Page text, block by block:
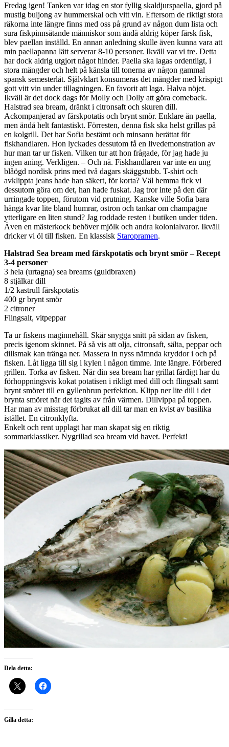
Fredag igen! Tanken var idag en stor fyllig skaldjurspaella, gjord på
mustig buljong av hummerskal och vitt vin. Eftersom de riktigt stora
räkorna inte längre finns med oss på grund av någon dum lista och
sura fiskpinnsätande människor som ändå aldrig köper färsk fisk,
blev paellan inställd. En annan anledning skulle även kunna vara att
min paellapanna lätt serverar 8-10 personer. Ikväll var vi tre. Detta
har dock aldrig utgjort något hinder. Paella ska lagas ordentligt, i
stora mängder och helt på känsla till tonerna av någon gammal
spansk semesterlåt. Självklart konsumeras det mängder med krispigt
gott vitt vin under tillagningen. En favorit att laga. Halva nöjet.
Ikväll är det dock dags för Molly och Dolly att göra comeback.
Halstrad sea bream, dränkt i citronsaft och skuren dill.
Ackompanjerad av färskpotatis och brynt smör. Enklare än paella,
men ändå helt fantastiskt. Förresten, denna fisk ska helst grillas på
en kolgrill. Det har Sofia bestämt och minsann berättat för
fiskhandlaren. Hon lyckades dessutom få en livedemonstration av
hur man tar ur fisken. Vilken tur att hon frågade, för jag hade ju
ingen aning. Verkligen. – Och nä. Fiskhandlaren var inte en ung
blåögd nordisk prins med två dagars skäggstubb. T-shirt och
avklippta jeans hade han säkert, för korta? Väl hemma fick vi
dessutom göra om det, han hade fuskat. Jag tror inte på den där
urringade toppen, förutom vid prutning. Kanske ville Sofia bara
hänga kvar lite bland humrar, ostron och tankar om champagne
ytterligare en liten stund? Jag roddade resten i butiken under tiden.
Även en mästerkock behöver mjölk och andra kolonialvaror. Ikväll
dricker vi öl till fisken. En klassisk Staropramen.
Halstrad Sea bream med färskpotatis och brynt smör – Recept
3-4 personer
3 hela (urtagna) sea breams (guldbraxen)
8 stjälkar dill
1/2 kastrull färskpotatis
400 gr brynt smör
2 citroner
Flingsalt, vitpeppar
Ta ur fiskens maginnehåll. Skär snygga snitt på sidan av fisken,
precis igenom skinnet. På så vis att olja, citronsaft, sälta, peppar och
dillsmak kan tränga ner. Massera in nyss nämnda kryddor i och på
fisken. Låt ligga till sig i kylen i någon timme. Inte längre. Förbered
grillen. Torka av fisken. När din sea bream har grillat färdigt har du
förhoppningsvis kokat potatisen i rikligt med dill och flingsalt samt
brynt smöret till en gyllenbrun perfektion. Klipp ner lite dill i det
brynta smöret när det tagits av från värmen. Dillvippa på toppen.
Har man av misstag förbrukat all dill tar man en kvist av basilika
istället. En citronklyfta.
Enkelt och rent upplagt har man skapat sig en riktig
sommarklassiker. Nygrillad sea bream vid havet. Perfekt!
Dela detta:
Gilla detta: